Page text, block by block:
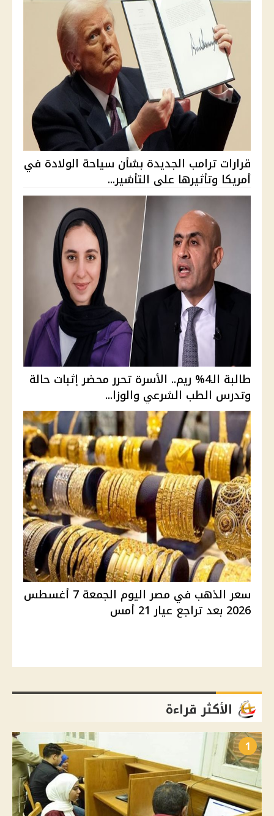
قرارات ترامب الجديدة بشأن سياحة الولادة في
أمريكا وتأثيرها على التأشير...
طالبة الـ4% ريم.. الأسرة تحرر محضر إثبات حالة
وتدرس الطب الشرعي والوزا...
سعر الذهب في مصر اليوم الجمعة 7 أغسطس
2026 بعد تراجع عيار 21 أمس
الأكثر قراءة
1